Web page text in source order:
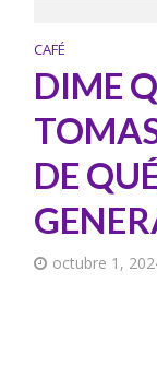
CAFÉ
DIME
DE
octubre 1,